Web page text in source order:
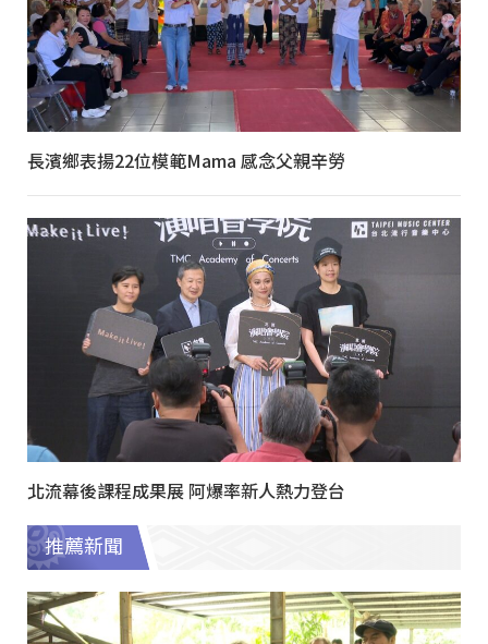
長濱鄉表揚22位模範Mama 感念父親辛勞
北流幕後課程成果展 阿爆率新人熱力登台
推薦新聞